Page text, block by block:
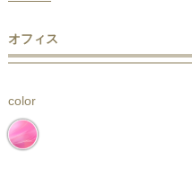
オフィス
color